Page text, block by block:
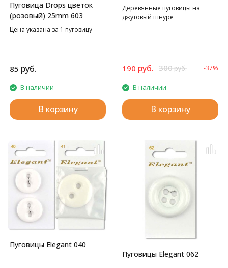
Пуговица Drops цветок
(розовый) 25mm 603
Цена указана за 1 пуговицу
85 руб.
В наличии
В корзину
Деревянные пуговицы на
джутовый шнуре
190 руб. 300руб. -37%
В наличии
В корзину
Пуговицы Elegant 040
Пуговицы Elegant 062